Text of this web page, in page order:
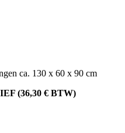
ca. 130 x 60 x 90 cm
(36,30 € BTW)